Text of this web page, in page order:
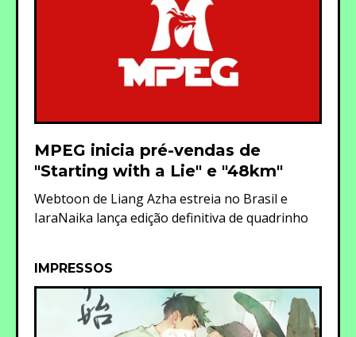
MPEG inicia pré-vendas de
"Starting with a Lie" e "48km"
Webtoon de Liang Azha estreia no Brasil e
IaraNaika lança edição definitiva de quadrinho
IMPRESSOS